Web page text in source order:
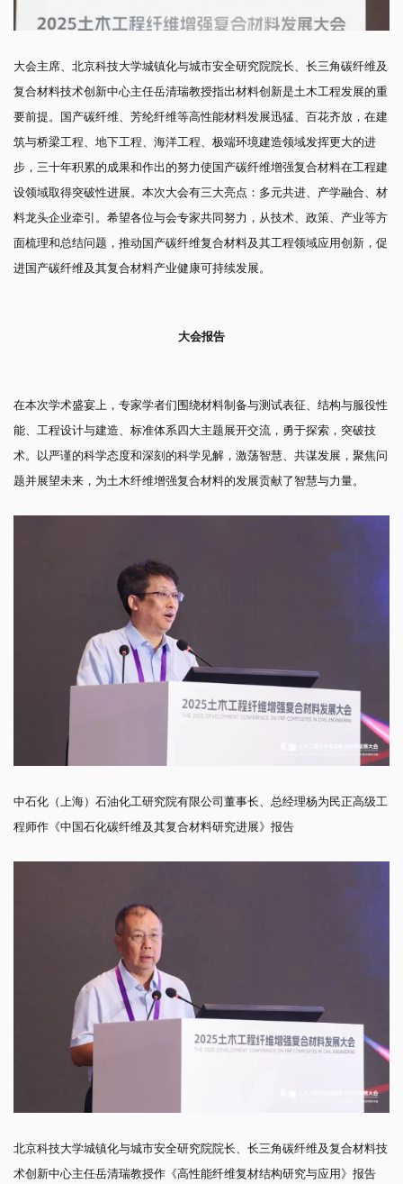
大会主席、北京科技大学城镇化与城市安全研究院院长、长三角碳纤维及
复合材料技术创新中心主任岳清瑞教授指出材料创新是土木工程发展的重
要前提。国产碳纤维、芳纶纤维等高性能材料发展迅猛、百花齐放，在建
筑与桥梁工程、地下工程、海洋工程、极端环境建造领域发挥更大的进
步，三十年积累的成果和作出的努力使国产碳纤维增强复合材料在工程建
设领域取得突破性进展。本次大会有三大亮点：多元共进、产学融合、材
料龙头企业牵引。希望各位与会专家共同努力，从技术、政策、产业等方
面梳理和总结问题，推动国产碳纤维复合材料及其工程领域应用创新，促
进国产碳纤维及其复合材料产业健康可持续发展。
大会报告
在本次学术盛宴上，专家学者们围绕材料制备与测试表征、结构与服役性
能、工程设计与建造、标准体系四大主题展开交流，勇于探索，突破技
术。以严谨的科学态度和深刻的科学见解，激荡智慧、共谋发展，聚焦问
题并展望未来，为土木纤维增强复合材料的发展贡献了智慧与力量。
中石化（上海）石油化工研究院有限公司董事长、总经理杨为民正高级工
程师作《中国石化碳纤维及其复合材料研究进展》报告
北京科技大学城镇化与城市安全研究院院长、长三角碳纤维及复合材料技
术创新中心主任岳清瑞教授作《高性能纤维复材结构研究与应用》报告